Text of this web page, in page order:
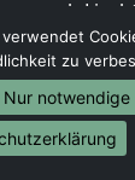
nach
nach
nach
nach
zu
Nur notwendige